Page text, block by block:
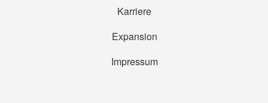
Karriere
Expansion
Impressum